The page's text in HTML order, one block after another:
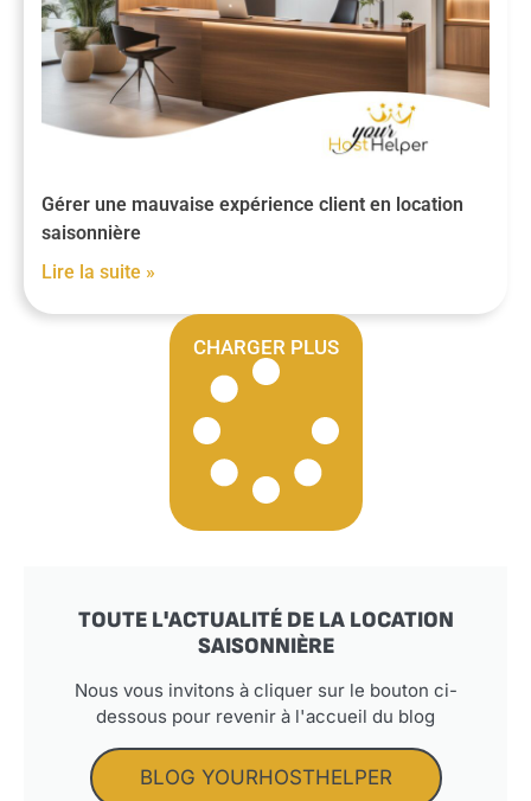
Gérer une mauvaise expérience client en location
saisonnière
Lire la suite »
CHARGER PLUS
TOUTE L'ACTUALITÉ DE LA LOCATION
SAISONNIÈRE
Nous vous invitons à cliquer sur le bouton ci-
dessous pour revenir à l'accueil du blog
BLOG YOURHOSTHELPER